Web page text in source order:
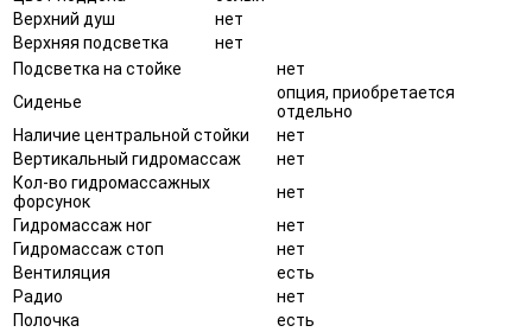
Верхний душ
нет
Верхняя подсветка
нет
Подсветка на стойке
нет
Сиденье
опция, приобретается
отдельно
Наличие центральной стойки
нет
Вертикальный гидромассаж
нет
Кол-во гидромассажных
форсунок
нет
Гидромассаж ног
нет
Гидромассаж стоп
нет
Вентиляция
есть
Радио
нет
Полочка
есть